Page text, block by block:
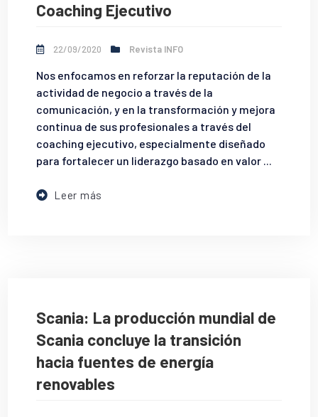
Coaching Ejecutivo
22/09/2020 Revista INFO
Nos enfocamos en reforzar la reputación de la
actividad de negocio a través de la
comunicación, y en la transformación y mejora
continua de sus profesionales a través del
coaching ejecutivo, especialmente diseñado
para fortalecer un liderazgo basado en valor ...
Leer más
Scania: La producción mundial de
Scania concluye la transición
hacia fuentes de energía
renovables